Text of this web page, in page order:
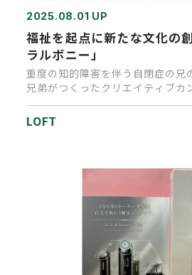
2025.08.01 UP
福祉を起点に新たな文化の
ラルボニー」
重度の知的障害を伴う自閉症の兄
兄弟がつくったクリエイティブカ
LOFT